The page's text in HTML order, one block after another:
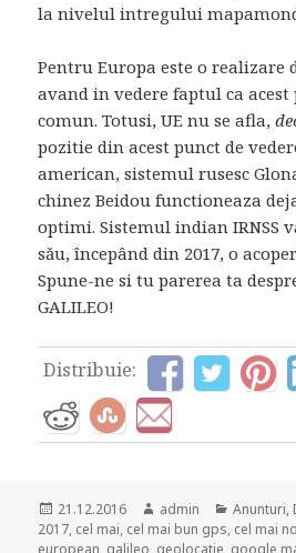
la nivelul intregului
Pentru Europa este o realizare
avand in vedere faptul ca
comun. Totusi, UE nu se afla,
pozitie din acest punct de
american, sistemul rusesc
chinez Beidou functioneaza
optimi. Sistemul indian IRNSS
său, începând din 2017, o
Spune-ne si tu parerea ta
GALILEO!
Distribuie:
Posted
on
21.12.2016 Author
admin Anunturi,
2017, cel mai, cel mai bun gps, cel mai